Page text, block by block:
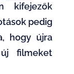
kifejezők
pedig
hogy újra
filmeket